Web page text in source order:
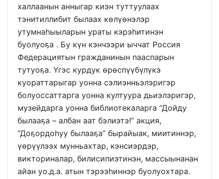
халлаанын анныгар киэн туттуулаах
тэнитиллибит былаах көлүөнэлэр
утумнаһыыларын ураты кэрэһитинэн
буолуоҕа . Бу күн кэнчээри ыччат Россия
Федерациятын гражданинын пааспарын
тутуоҕа. Үгэс курдук өрөспүүбүлүкэ
куораттарыгар уонна сэлиэнньэлэригэр
болуоссаттарга уонна култуура дьиэлэригэр,
музейдарга уонна библиотекаларга “Дойду
былааҕа – албан аат бэлиэтэ!” акция,
“Доҕордоһуу былааҕа” бырайыак, миитиннэр,
үөрүүлээх мунньахтар, кэнсиэрдэр,
викториналар, билисипиэтинэн, массыынанан
айан уо.д.а. атын тэрээһиннэр буолуохтара.